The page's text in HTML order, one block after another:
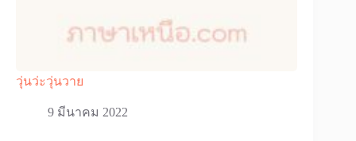
วุ่นว่ะวุ่นวาย
9 มีนาคม 2022